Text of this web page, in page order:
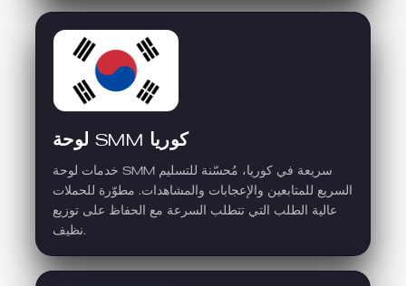
لوحة SMM كوريا
خدمات لوحة SMM سريعة في كوريا، مُحسّنة للتسليم
السريع للمتابعين والإعجابات والمشاهدات. مطوّرة للحملات
عالية الطلب التي تتطلب السرعة مع الحفاظ على توزيع
نظيف.